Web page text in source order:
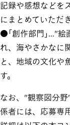
記録や感想などを
にまとめていただ
●｢創作部門｣..."絵
れ、海やさかなに
と、地域の文化や
す。
なお、"観察図分
係者には、応募専